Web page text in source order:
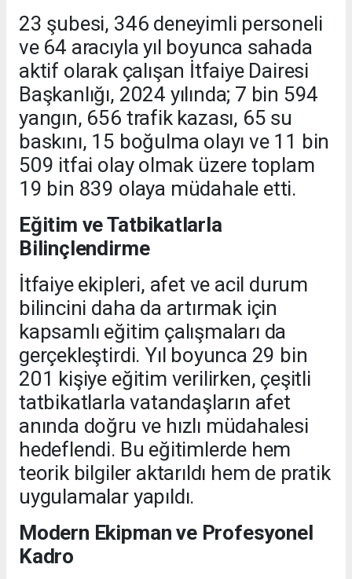
23 şubesi, 346 deneyimli personeli
ve 64 aracıyla yıl boyunca sahada
aktif olarak çalışan İtfaiye Dairesi
Başkanlığı, 2024 yılında; 7 bin 594
yangın, 656 trafik kazası, 65 su
baskını, 15 boğulma olayı ve 11 bin
509 itfai olay olmak üzere toplam
19 bin 839 olaya müdahale etti.
Eğitim ve Tatbikatlarla
Bilinçlendirme
İtfaiye ekipleri, afet ve acil durum
bilincini daha da artırmak için
kapsamlı eğitim çalışmaları da
gerçekleştirdi. Yıl boyunca 29 bin
201 kişiye eğitim verilirken, çeşitli
tatbikatlarla vatandaşların afet
anında doğru ve hızlı müdahalesi
hedeflendi. Bu eğitimlerde hem
teorik bilgiler aktarıldı hem de pratik
uygulamalar yapıldı.
Modern Ekipman ve Profesyonel
Kadro